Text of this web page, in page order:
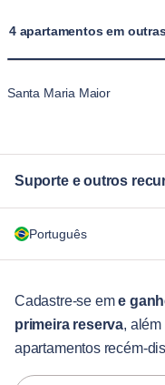
4 apartamentos em
Santa Maria Maior
Suporte e outros
Para empresas
Serviços aos hóspedes
Guias da cidade
Parceiros
Português
English
Português
Cadastre-se eme
primeira reserva,
apartamentos recém-